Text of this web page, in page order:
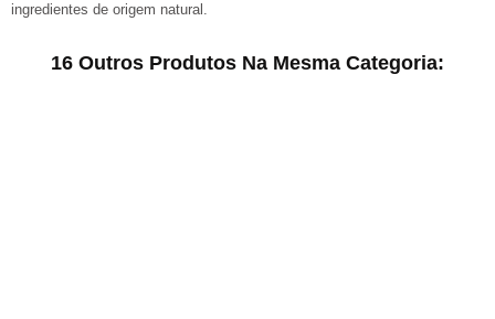
ingredientes de origem natural.
16 Outros Produtos Na Mesma Categoria: